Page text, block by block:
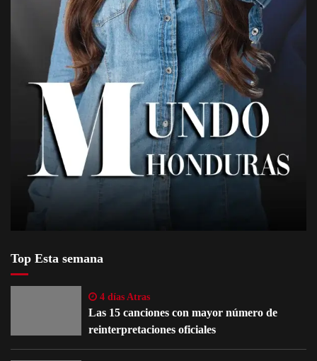
Top Esta semana
4 días Atras
Las 15 canciones con mayor número de
reinterpretaciones oficiales